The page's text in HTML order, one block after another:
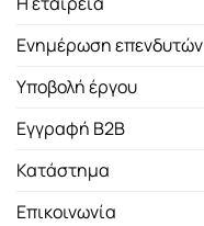
Ενημέρωση επενδυτών
Υποβολή έργου
Εγγραφή B2B
Κατάστημα
Επικοινωνία